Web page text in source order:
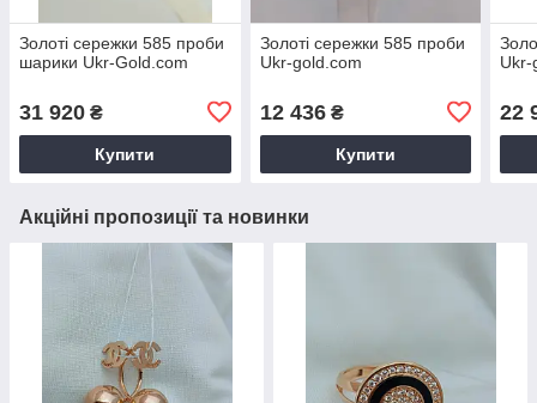
Золоті сережки 585 проби
шарики Ukr-Gold.com
31 920 ₴
Купити
Золоті сережки 585 проби
Ukr-gold.com
12 436₴
Купити
Ukr-
22
Акційні пропозиції та новинки